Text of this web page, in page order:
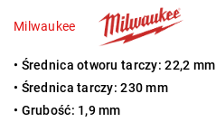
Milwaukee
• Średnica otworu tarczy: 22,2 mm
• Średnica tarczy: 230 mm
• Grubość: 1,9 mm